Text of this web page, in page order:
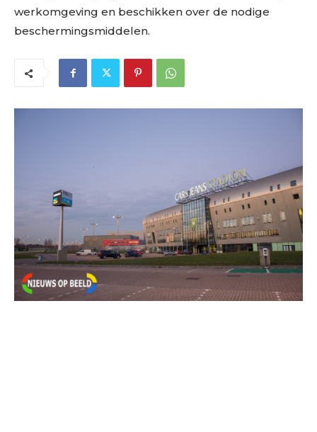
werkomgeving en beschikken over de nodige
beschermingsmiddelen.